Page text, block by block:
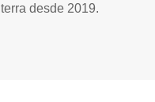
desde 2019.